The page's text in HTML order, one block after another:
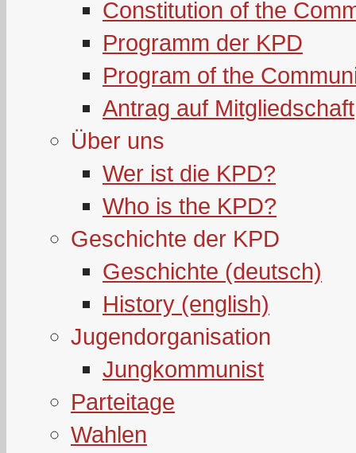
Constitution of the
Programm der KPD
Program of the
Antrag auf Mitgliedschaft
Über uns
Wer ist die KPD?
Who is the KPD?
Geschichte der KPD
Geschichte (deutsch)
History (english)
Jugendorganisation
Jungkommunist
Parteitage
Wahlen